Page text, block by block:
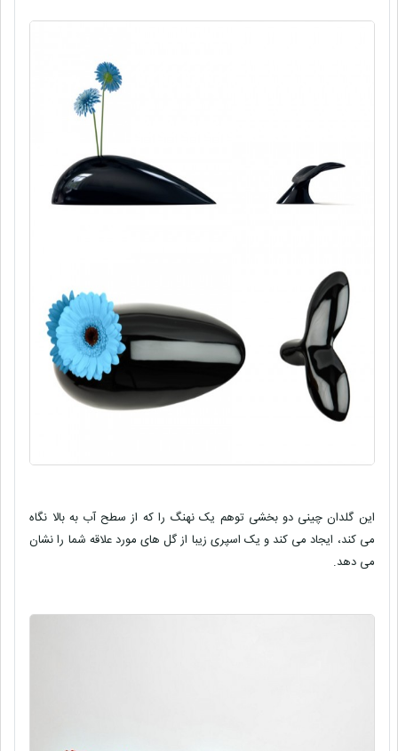
این گلدان چینی دو بخشی توهم یک نهنگ را که از سطح آب به بالا نگاه
می کند، ایجاد می کند و یک اسپری زیبا از گل های مورد علاقه شما را نشان
می دهد.